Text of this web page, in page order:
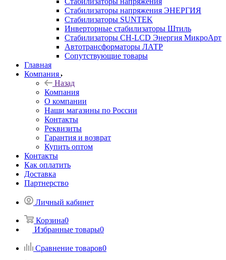
Стабилизаторы напряжения ЭНЕРГИЯ
Стабилизаторы SUNTEK
Инверторные стабилизаторы Штиль
Стабилизаторы СН-LCD Энepгия МикроАрт
Автотрансформаторы ЛАТР
Сопутствующие товары
Главная
Компания
Назад
Компания
О компании
Наши магазины по России
Контакты
Реквизиты
Гарантия и возврат
Купить оптом
Контакты
Как оплатить
Доставка
Партнерство
Личный кабинет
Корзина0
Избранные товары0
Сравнение товаров0